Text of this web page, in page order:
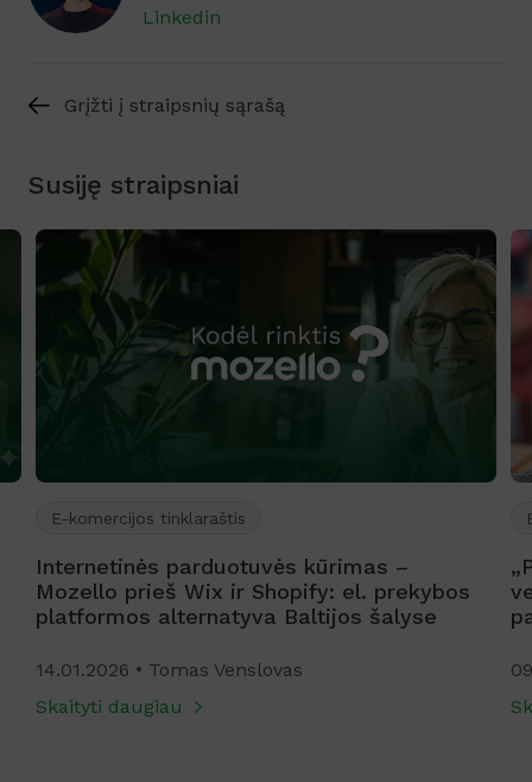
Linkedin
Grįžti į straipsnių sąrašą
Susiję straipsniai
E-komercijos tinklaraštis
Internetinės parduotuvės kūrimas –
Mozello prieš Wix ir Shopify: el. prekybos
platformos alternatyva Baltijos šalyse
14.01.2026
Tomas Venslovas
Skaityti daugiau